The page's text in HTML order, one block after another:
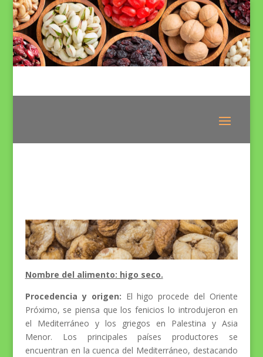
Nombre del alimento: higo seco.
Procedencia y origen: El higo procede del Oriente
Próximo, se piensa que los fenicios lo introdujeron en
el Mediterráneo y los griegos en Palestina y Asia
Menor. Los principales países productores se
encuentran en la cuenca del Mediterráneo, destacando